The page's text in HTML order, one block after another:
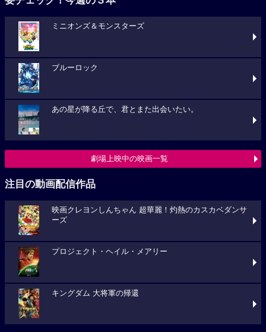
ミニオンズ＆モンスターズ
ブルーロック
あの星が降る丘で、君とまた出会いたい。
劇場上映中の映画一覧
注目の動画配信作品
映画クレヨンしんちゃん 超華麗！灼熱のカスカベダンサ
ーズ
プロジェクト・ヘイル・メアリー
キングダム 大将軍の帰還